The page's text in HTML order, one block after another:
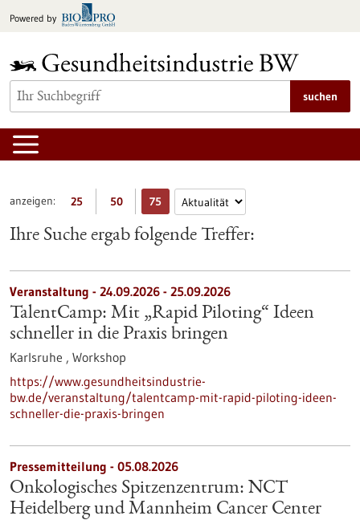
Inhalt
Powered by
suchen
anzeigen: 25 50 75
Ihre Suche ergab folgende Treffer:
Veranstaltung - 24.09.2026 - 25.09.2026
TalentCamp: Mit „Rapid Piloting“ Ideen
schneller in die Praxis bringen
Karlsruhe , Workshop
https://www.gesundheitsindustrie-
bw.de/veranstaltung/talentcamp-mit-rapid-piloting-ideen-
schneller-die-praxis-bringen
Pressemitteilung - 05.08.2026
Onkologisches Spitzenzentrum: NCT
Heidelberg und Mannheim Cancer Center